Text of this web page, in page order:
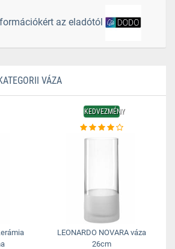
az eladótól
VÁZA
KEDVEZMÉNY
LEONARDO NOVARA váza
26cm